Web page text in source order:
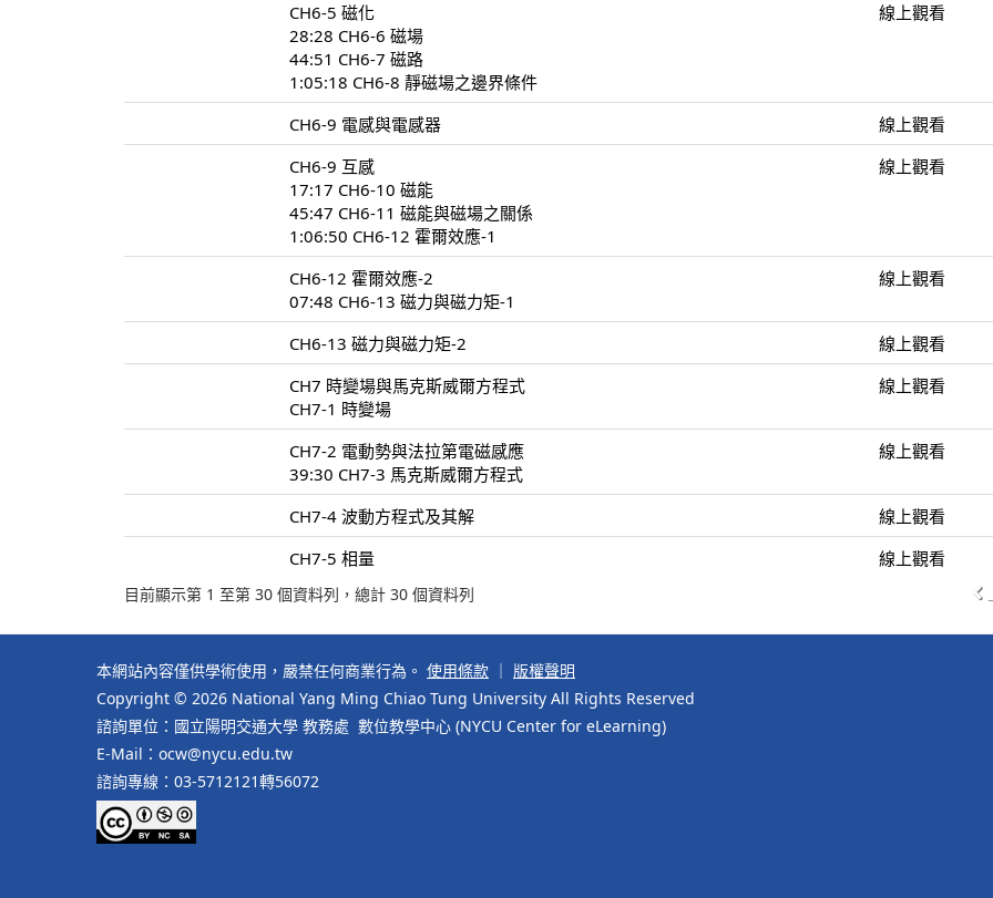
CH6-5 磁化
28:28 CH6-6 磁場
44:51 CH6-7 磁路
1:05:18 CH6-8 靜磁場之邊界條件
線上觀看
CH6-9 電感與電感器
線上觀看
CH6-9 互感
17:17 CH6-10 磁能
45:47 CH6-11 磁能與磁場之關係
1:06:50 CH6-12 霍爾效應-1
線上觀看
CH6-12 霍爾效應-2
07:48 CH6-13 磁力與磁力矩-1
線上觀看
CH6-13 磁力與磁力矩-2
線上觀看
CH7 時變場與馬克斯威爾方程式
CH7-1 時變場
線上觀看
CH7-2 電動勢與法拉第電磁感應
39:30 CH7-3 馬克斯威爾方程式
線上觀看
CH7-4 波動方程式及其解
線上觀看
CH7-5 相量
線上觀看
目前顯示第 1 至第 30 個資料列，總計 30 個資料列
本網站內容僅供學術使用，嚴禁任何商業行為。 使用條款
版權聲明
Copyright © 2026 National Yang Ming Chiao Tung University All Rights Reserved
諮詢單位：國立陽明交通大學 教務處 數位教學中心 (NYCU Center for eLearning)
E-Mail：ocw@nycu.edu.tw
諮詢專線：03-5712121轉56072